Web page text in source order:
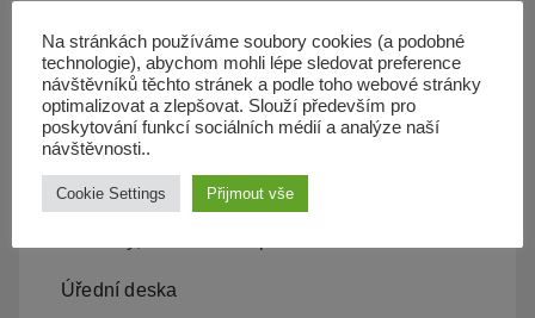
Územní plán
Občan server
Dopravní obslužnost
Obecní úřad
Úřední deska
Na stránkách používáme soubory cookies (a podobné
technologie), abychom mohli lépe sledovat preference
návštěvníků těchto stránek a podle toho webové stránky
optimalizovat a zlepšovat. Slouží především pro
poskytování funkcí sociálních médií a analýze naší
návštěvnosti..
Cookie Settings Přijmout vše